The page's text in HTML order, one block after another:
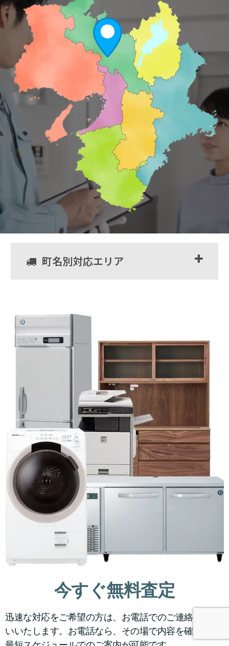
町名別対応エリア
今すぐ無料査定
迅速な対応をご希望の方は、お電話でのご連絡をお願
いいたします。お電話なら、その場で内容を確認し、